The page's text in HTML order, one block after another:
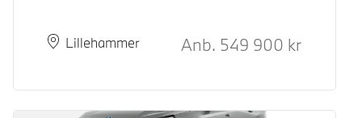
PlassLillehammer
Leveringstid Kontantpris
Anb. 549 900 kr